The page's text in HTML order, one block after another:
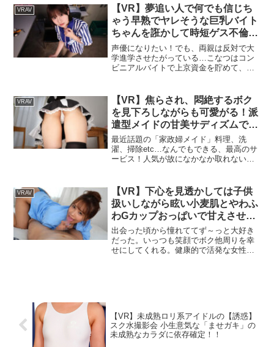
んは一緒に残ってくれた。僕は、そんな
宮西さんのことが…壊したくてしょうが
なかった。こんなにおっとり、ふんわり
している彼女が下品に僕のち〇こをケモ
ノのように欲している所がどうしても見
たい。ヨダレをダラダラ垂らしてオホ声
を漏らしながらばちゅんばちゅんと騎乗
位をしている姿がどうしても見たい。
VRAV
【VR】夢追い人で何でも信じち
ゃう早熟でヤレそうな巨乳バイト
ちゃんを誑かして時短ゲス不倫セ
ックスを求めた…。 柏木こなつ
声優になりたい！でも、両親は反対で大
学進学させたがっている…こなつはコン
ビニアルバイトで上京資金を貯めて、親
足りない店長に週4-5くらいシフトを入れ
て欲しいと懇願コツコツ地道に働いても
思ったようにお金が貯まらない…もっと
アルバイト入れないと足りない…もしく
は、他の高収入バイトとか考えないとダ
メかも…店長に再度、シフトの相談をし
たら思わぬ提案をされるシフト時間内の
休憩時間やバックヤード作業中に店長を
て…OKとも言ってないのでバックヤード
でズボン下ろして股間を露にされて最初
は手でシコシコ擦る程度…これくらいな
ら…次はおっぱい揉ませて欲しい…お口
で舐めて欲しい…エッチしてもいいよ
ね？お小遣い弾むから…夢を応援してる
っていうけど、これって犯罪だし、性的
欲求を見たいだけじゃんこなつは分かっ
か？」少し気が晴れた…プレイ中にも、
少し仕返ししてみた「店長、これって犯
罪なの知ってますよね？ 今後、他の女の
子にこんなことしちゃダメですよ」で
VRAV
【VR】焦らされ、悶絶するボク
を見下ろしながらも可愛がる！派
遣型メイドの甘美サディズムで連
続射精 尾崎えりか
最近話題の「家政婦メイド」料理、洗
濯、掃除etc…なんでもできる、最高のサ
ービス！人気が故になかなか取れない予
んらしい…とっても美人なのに口調は荒
く、怠惰なボクを見下し、罵倒してく
る。責められついつい勃起してしまい 女
優：尾崎えりか
VRAV
【VR】下心を見透かしては子供
扱いしながら眩い小麦肌とやわふ
わGカップおっぱいで甘えさせて
くれる年上お姉さんと溺愛いちゃ
いちゃ究極同棲VR 長浜みつり
出会った頃から憧れててず～っと大好き
だった。いっつも笑顔でボク他周りを幸
せにしてくれる。健康的で活発な女性僕
りおっぱい舐めまくりち○ぽいじられ放
題！みつりんと朝から晩までイチャハメ
SEX三昧！ねえ、もう1回しよっ。時間は
【VR】未成熟ロリ系アイドルの【誘惑】
スク水撮影会 小生意気な「ませガキ」の
未成熟なカラダに依存確定！！